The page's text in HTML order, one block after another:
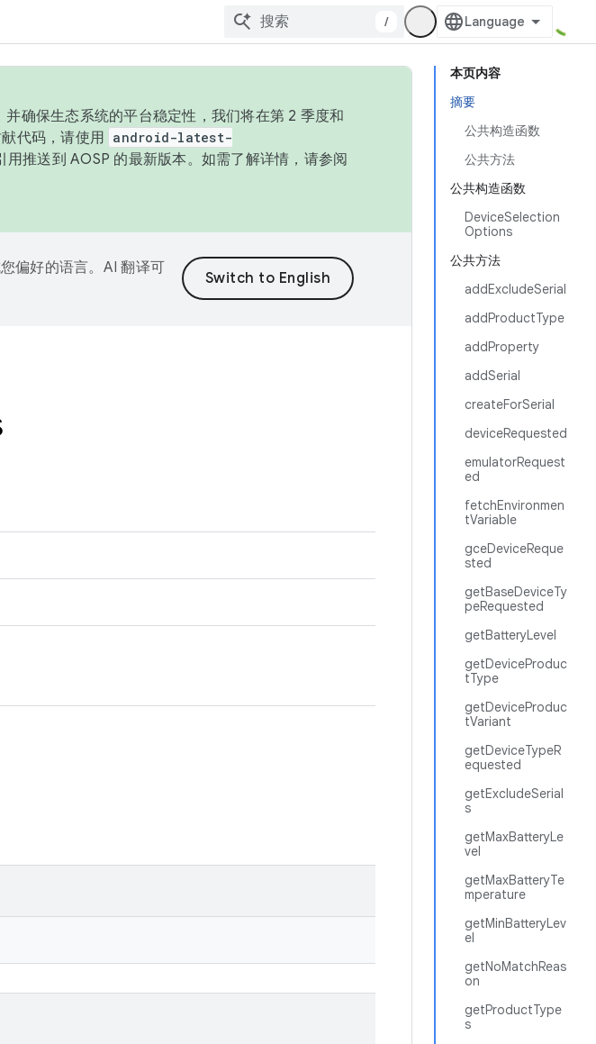
/
本页内容
摘要
公共构造函数
公共方法
公共构造函数
DeviceSelection
Options
公共方法
addExcludeSerial
addProductType
addProperty
addSerial
createForSerial
deviceRequested
emulatorRequest
ed
fetchEnvironmen
tVariable
gceDeviceReque
sted
getBaseDeviceTy
peRequested
getBatteryLevel
getDeviceProduc
tType
getDeviceProduc
tVariant
getDeviceTypeR
equested
getExcludeSerial
s
getMaxBatteryLe
vel
getMaxBatteryTe
mperature
getMinBatteryLev
el
getNoMatchReas
on
getProductType
s
确保生态系统的平台稳定性，我们将在第 2 季度和
代码，请使用 android-latest-
用推送到 AOSP 的最新版本。如需了解详情，请参阅
偏好的语言。AI 翻译可